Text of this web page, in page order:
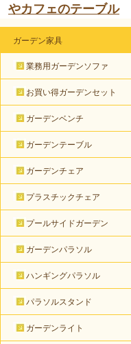
やカフェのテーブル
ガーデン家具
業務用ガーデンソファ
お買い得ガーデンセット
ガーデンベンチ
ガーデンテーブル
ガーデンチェア
プラスチックチェア
プールサイドガーデン
ガーデンパラソル
ハンギングパラソル
パラソルスタンド
ガーデンライト